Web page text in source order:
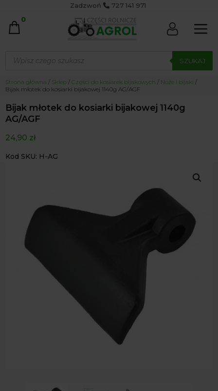
Zadzwoń 727 141 971
0
produktów SZUKAJ
Strona główna / Sklep /Części do kosiarek bijakowych / Noże i bijaki /
Bijak młotek do kosiarki bijakowej 1140g AG/AGF
Bijak młotek do kosiarki bijakowej 1140g
AG/AGF
24,90 zł
Kod SKU: H-AG